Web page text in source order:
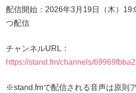
配信開始：2026年3月19日（木）
つ配信
チャンネルURL：
https://stand.fm/channels/
※stand.fmで配信される音声は原則